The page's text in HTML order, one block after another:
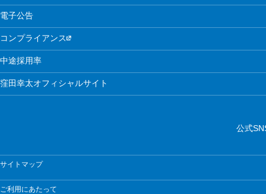
電子公告
コンプライアンス
中途採用率
窪田幸太オフィシャルサイト
公式
サイトマップ
ご利用にあたって